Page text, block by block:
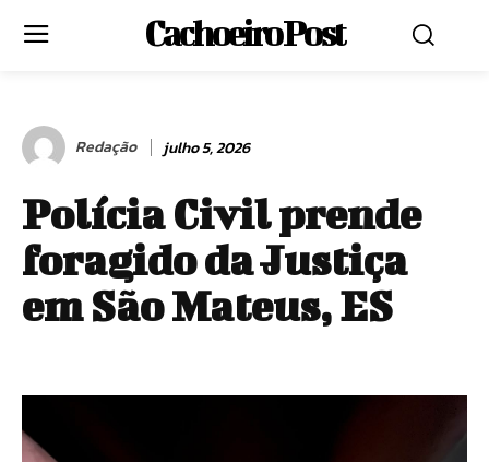
Cachoeiro Post
Redação julho 5, 2026
Polícia Civil prende
foragido da Justiça
em São Mateus, ES